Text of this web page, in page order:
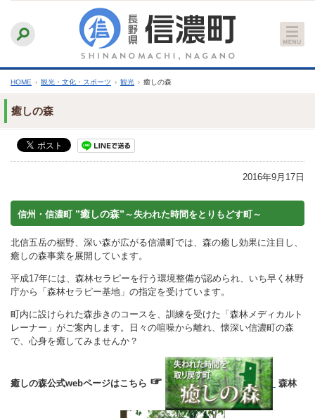
文
へ
ふりがなをつける
文字サイズ
縮小 標準 拡大
HOME › 観光・文化・スポーツ › 観光 › 癒しの森
癒しの森
2016年9月17日
信州・信濃町 ”癒しの森” ～失われた時間をとりもどす町～
北信五岳の裾野、深い森が広がる信濃町では、森の癒し効果に注目し、
癒しの森事業を展開しています。
平成17年には、森林セラピーを行う環境整備が認められ、いち早く林野
庁から「森林セラピー基地」の指定を受けています。
町内に設けられた森歩きのコースを、訓練を受けた「森林メディカルト
レーナー」がご案内します。日々の喧噪から離れ、懐深い信濃町の森
で、心身を癒してみませんか？
癒しの森公式webページはこち ら ☞ 森林